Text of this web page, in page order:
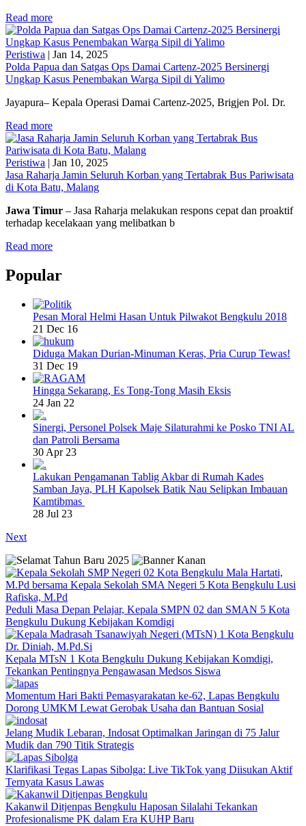
Read more
Peristiwa | Jan 14, 2025
Polda Papua dan Satgas Ops Damai Cartenz-2025 Bersinergi
Ungkap Kasus Penembakan Warga Sipil di Yalimo
Jayapura– Kepala Operasi Damai Cartenz-2025, Brigjen Pol. Dr.
Read more
Peristiwa | Jan 10, 2025
Jasa Raharja Jamin Seluruh Korban yang Tertabrak Bus Pariwisata
di Kota Batu, Malang
Jawa Timur – Jasa Raharja melakukan respons cepat dan proaktif
terhadap kecelakaan yang melibatkan b
Read more
Popular
Pesan Moral Helmi Hasan Untuk Pilwakot Bengkulu 2018
21 Dec 16
Diduga Makan Durian-Minuman Keras, Pria Curup Tewas!
31 Dec 19
Hingga Sekarang, Es Tong-Tong Masih Eksis
24 Jan 22
Sinergi, Personel Polsek Maje Silaturahmi ke Posko TNI AL
dan Patroli Bersama
30 Apr 23
Lakukan Pengamanan Tablig Akbar di Rumah Kades
Samban Jaya, PLH Kapolsek Batik Nau Selipkan Imbauan
Kamtibmas
28 Jul 23
Next
Peduli Masa Depan Pelajar, Kepala SMPN 02 dan SMAN 5 Kota
Bengkulu Dukung Kebijakan Komdigi
Kepala MTsN 1 Kota Bengkulu Dukung Kebijakan Komdigi,
Tekankan Pentingnya Pengawasan Medsos Siswa
Momentum Hari Bakti Pemasyarakatan ke-62, Lapas Bengkulu
Dorong UMKM Lewat Gerobak Usaha dan Bantuan Sosial
Jelang Mudik Lebaran, Indosat Optimalkan Jaringan di 75 Jalur
Mudik dan 790 Titik Strategis
Klarifikasi Tegas Lapas Sibolga: Live TikTok yang Diisukan Aktif
Ternyata Kasus Lawas
Kakanwil Ditjenpas Bengkulu Haposan Silalahi Tekankan
Profesionalisme PK dalam Era KUHP Baru